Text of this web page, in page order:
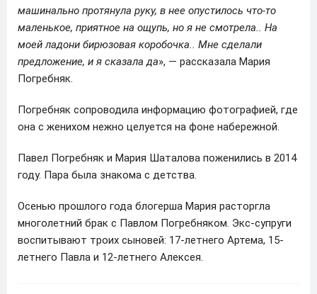
машинально протянула руку, в нее опустилось что-то
маленькое, приятное на ощупь, но я не смотрела.. На
моей ладони бирюзовая коробочка.. Мне сделали
предложение, и я сказала да», — рассказала Мария
Погребняк.
Погребняк сопроводила информацию фотографией, где
она с женихом нежно целуется на фоне набережной.
Павел Погребняк и Мария Шаталова поженились в 2014
году. Пара была знакома с детства.
Осенью прошлого года блогерша Мария расторгла
многолетний брак с Павлом Погребняком. Экс-супруги
воспитывают троих сыновей: 17-летнего Артема, 15-
летнего Павла и 12-летнего Алексея.